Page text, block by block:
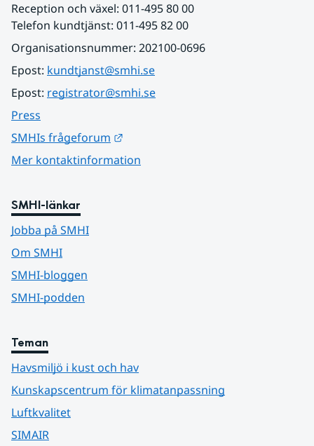
Reception och växel: 011-495 80 00
Telefon kundtjänst: 011-495 82 00
Organisationsnummer: 202100-0696
Epost: kundtjanst@smhi.se
Epost: registrator@smhi.se
Press
SMHIs frågeforum
Mer kontaktinformation
SMHI-länkar
Jobba på SMHI
Om SMHI
SMHI-bloggen
SMHI-podden
Teman
Havsmiljö i kust och hav
Kunskapscentrum för klimatanpassning
Luftkvalitet
SIMAIR